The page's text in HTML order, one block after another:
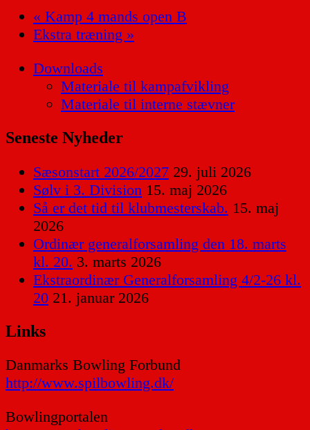
« Kamp 4 mands open B
Ekstra træning »
Downloads
Materiale til kampafvikling
Materiale til interne stævner
Seneste Nyheder
Sæsonstart 2026/2027 29. juli 2026
Sølv i 3. Division 15. maj 2026
Så er det tid til klubmesterskab. 15. maj
2026
Ordinær generalforsamling den 18. marts
kl. 20. 3. marts 2026
Ekstraordinær Generalforsamling 4/2-26 kl.
20 21. januar 2026
Links
Danmarks Bowling Forbund
http://www.spilbowling.dk/
Bowlingportalen